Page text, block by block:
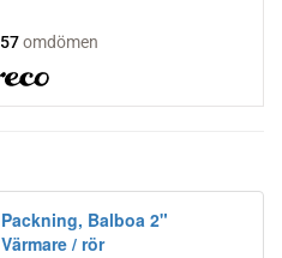
Packning, Balboa 2"
Värmare / rör